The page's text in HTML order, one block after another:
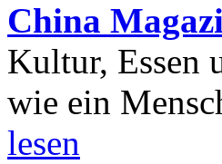
China
Kultur, Essen
wie ein
lesen